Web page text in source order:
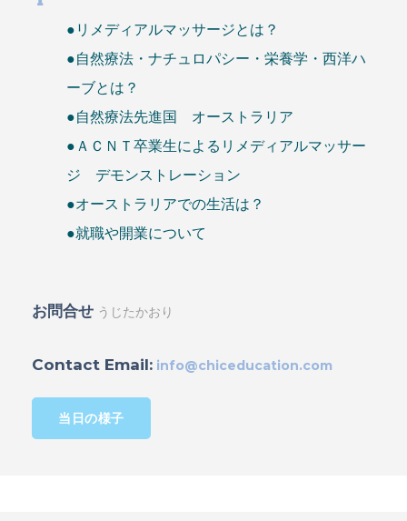
●リメディアルマッサージとは？
●自然療法・ナチュロパシー・栄養学・西洋ハ
ーブとは？
●自然療法先進国 オーストラリア
●ＡＣＮＴ卒業生によるリメディアルマッサー
ジ デモンストレーション
●オーストラリアでの生活は？
●就職や開業について
お問合せ うじたかおり
Contact Email: info@chiceducation.com
当日の様子